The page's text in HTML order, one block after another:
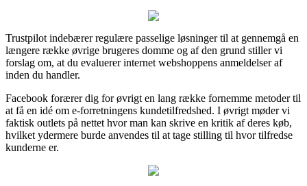
Trustpilot indebærer regulære passelige løsninger til at gennemgå en
længere række øvrige brugeres domme og af den grund stiller vi
forslag om, at du evaluerer internet webshoppens anmeldelser af
inden du handler.
Facebook forærer dig for øvrigt en lang række fornemme metoder til
at få en idé om e-forretningens kundetilfredshed. I øvrigt møder vi
faktisk outlets på nettet hvor man kan skrive en kritik af deres køb,
hvilket ydermere burde anvendes til at tage stilling til hvor tilfredse
kunderne er.